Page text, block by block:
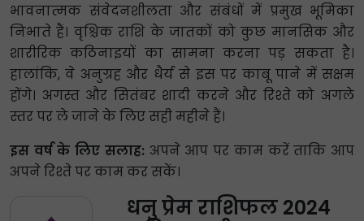
भावनात्मक संवेदनशीलता और संबंधों में प्रमुख भूमिका
निभाते हैं। वृश्चिक राशि के जातकों को कुछ मानसिक और
शारीरिक कठिनाइयों का सामना करना पड़ सकता है।
हालांकि, वे अनुग्रह और धैर्य से इस पर काबू पाने में सक्षम
होंगे। अगस्त और सितंबर शादी करने और रिश्ते को अगले
स्तर पर ले जाने के लिए सही महीने हैं।
इस वर्ष के लिए सलाह: अपने आप पर काम करें ताकि आप
अपने रिश्ते पर काम कर सकें।
धनु प्रेम राशिफल 2024